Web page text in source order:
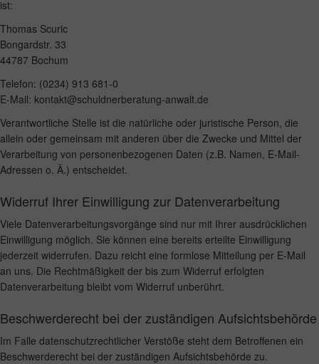
ist:
Thomas Scuric
Bongardstr. 33
44787 Bochum
Telefon: (0234) 913 681-0
E-Mail: kontakt@schuldnerberatung-anwalt.de
Verantwortliche Stelle ist die natürliche oder juristische Person, die
allein oder gemeinsam mit anderen über die Zwecke und Mittel der
Verarbeitung von personenbezogenen Daten (z.B. Namen, E-Mail-
Adressen o. Ä.) entscheidet.
Widerruf Ihrer Einwilligung zur Datenverarbeitung
Viele Datenverarbeitungsvorgänge sind nur mit Ihrer ausdrücklichen
Einwilligung möglich. Sie können eine bereits erteilte Einwilligung
jederzeit widerrufen. Dazu reicht eine formlose Mitteilung per E-Mail
an uns. Die Rechtmäßigkeit der bis zum Widerruf erfolgten
Datenverarbeitung bleibt vom Widerruf unberührt.
Beschwerderecht bei der zuständigen Aufsichtsbehörde
Im Falle datenschutzrechtlicher Verstöße steht dem Betroffenen ein
Beschwerderecht bei der zuständigen Aufsichtsbehörde zu.